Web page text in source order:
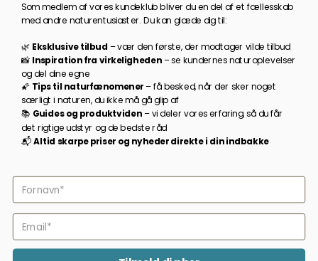
Om Kikkertland
Bliv en del af kundeklubben
Som medlem bliver du opdateret på nyheder, månedens
prisbasker, spændende kampagner og meget mere!
TILMELD NYHEDSBREV
2026 © Kikkertland.
CVR-nummer: 43080725
Som medlem af vores kundeklub bliver du en del af et fællesskab
med andre naturentusiaster. Du kan glæde dig til:
🌿 Eksklusive tilbud –vær den første, der modtager vilde tilbud
📸 Inspirationfra virkeligheden–se kundernesnaturoplevelser
ogdel dineegne
🌠 Tipstil naturfænomener–fåbesked,nårder sker noget
særligti naturen,duikkemågåglipaf
📚 Guidesog produktviden–videlervoreserfaring,sådufår
detrigtigeudstyr ogdebedsteråd
📬Altid skarpe priser og nyhederdirektei dinindbakke